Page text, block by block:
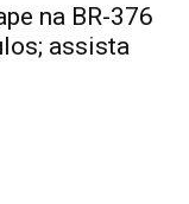
na BR-376
assista